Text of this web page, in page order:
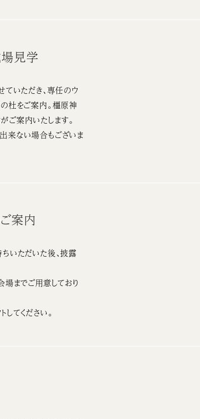
見学
ていただき、専任のウ
杜をご案内。橿原神
案内いたします。
ない場合もございま
案内
いただいた後、披露
場までご用意しており
てください。